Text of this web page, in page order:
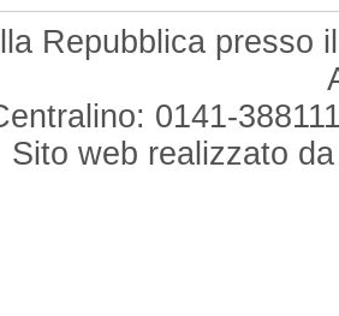
Repubblica presso
0141-
Sito web realizzato